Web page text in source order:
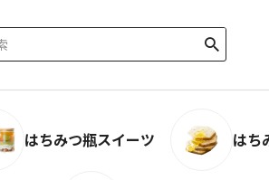
はちみつ瓶スイーツ はち